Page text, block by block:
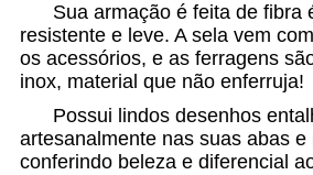
Sua armação é feita de fibra
resistente e leve. A sela vem
os acessórios, e as ferragens
inox, material que não enferruja!
Possui lindos desenhos
artesanalmente nas suas abas e
conferindo beleza e diferencial